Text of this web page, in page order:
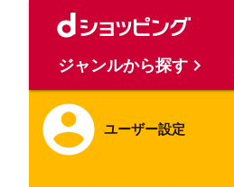
ユーザー設定
ジャンルから探す